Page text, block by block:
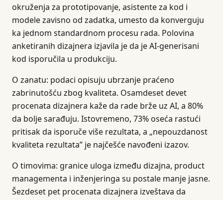
okruženja za prototipovanje, asistente za kod i
modele zavisno od zadatka, umesto da konverguju
ka jednom standardnom procesu rada. Polovina
anketiranih dizajnera izjavila je da je AI-generisani
kod isporučila u produkciju.
O zanatu: podaci opisuju ubrzanje praćeno
zabrinutošću zbog kvaliteta. Osamdeset devet
procenata dizajnera kaže da rade brže uz AI, a 80%
da bolje sarađuju. Istovremeno, 73% oseća rastući
pritisak da isporuče više rezultata, a „nepouzdanost
kvaliteta rezultata” je najčešće navođeni izazov.
O timovima: granice uloga između dizajna, product
managementa i inženjeringa su postale manje jasne.
Šezdeset pet procenata dizajnera izveštava da